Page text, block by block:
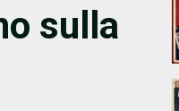
sulla